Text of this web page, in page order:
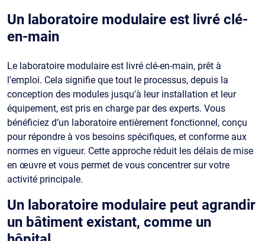
Un laboratoire modulaire est livré clé-
en-main
Le laboratoire modulaire est livré clé-en-main, prêt à
l'emploi. Cela signifie que tout le processus, depuis la
conception des modules jusqu'à leur installation et leur
équipement, est pris en charge par des experts. Vous
bénéficiez d’un laboratoire entièrement fonctionnel, conçu
pour répondre à vos besoins spécifiques, et conforme aux
normes en vigueur. Cette approche réduit les délais de mise
en œuvre et vous permet de vous concentrer sur votre
activité principale.
Un laboratoire modulaire peut agrandir
un bâtiment existant, comme un